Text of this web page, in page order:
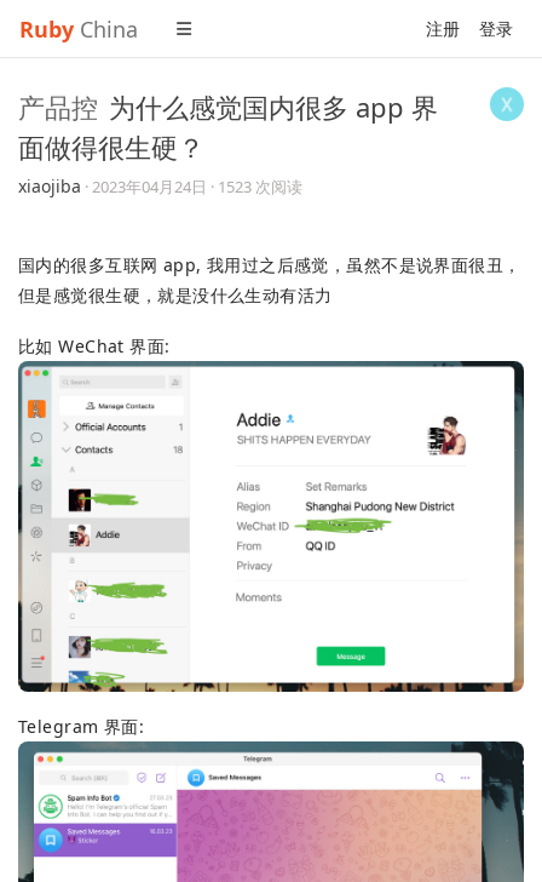
Ruby China 注册 登录
产品控 为什么感觉国内很多 app 界
面做得很生硬？
xiaojiba ·2023年04月24日 · 1523 次阅读
国内的很多互联网 app, 我用过之后感觉，虽然不是说界面很丑，
但是感觉很生硬，就是没什么生动有活力
比如 WeChat 界面:
Telegram 界面: